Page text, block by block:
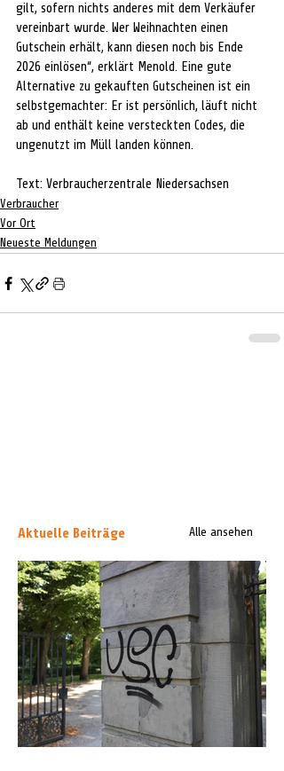
gilt, sofern nichts anderes mit dem Verkäufer
vereinbart wurde. Wer Weihnachten einen
Gutschein erhält, kann diesen noch bis Ende
2026 einlösen“, erklärt Menold. Eine gute
Alternative zu gekauften Gutscheinen ist ein
selbstgemachter: Er ist persönlich, läuft nicht
ab und enthält keine versteckten Codes, die
ungenutzt im Müll landen können.
Text: Verbraucherzentrale Niedersachsen
Verbraucher
Vor Ort
Neueste Meldungen
Aktuelle Beiträge Alle ansehen